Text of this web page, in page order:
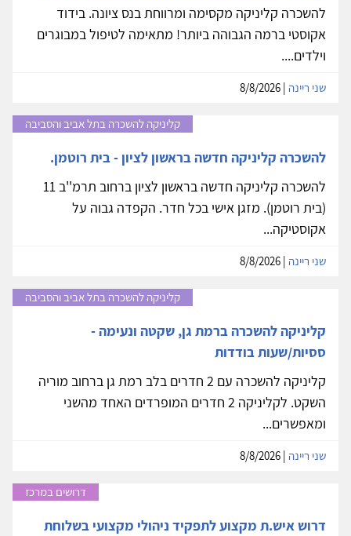
להשכרה קליניקה מקסימה ומרווחת בנס ציונה. בידוד
אקוסטי ברמה הגבוהה ביותר! מתאימה לטיפול במבוגרים
וילדים....
שני ריינה
קליניקה להשכרה בתל אביב והסביבה
להשכרה קליניקה חדשה בראשון לציון - בית רוטמן.
להשכרה קליניקה חדשה בראשון לציון ברחוב תרמ''ב 11
(בית רוטמן). מזגן אישי בכל חדר. הקפדה גבוה על
אקוסטיקה...
שני ריינה
קליניקה להשכרה בתל אביב והסביבה
קליניקה להשכרה ברמת גן, שקטה ונעימה -
ססיות/שעות בודדות
קליניקה להשכרה עם 2 חדרים בלב רמת גן ברחוב מוריה
השקט. לקליניקה 2 חדרים המופרדים האחד מהשני
ומאפשרים...
שני ריינה
דרושים במרכז
דרוש איש.ת מקצוע לתפקיד ניהולי מקצועי בשלוחת